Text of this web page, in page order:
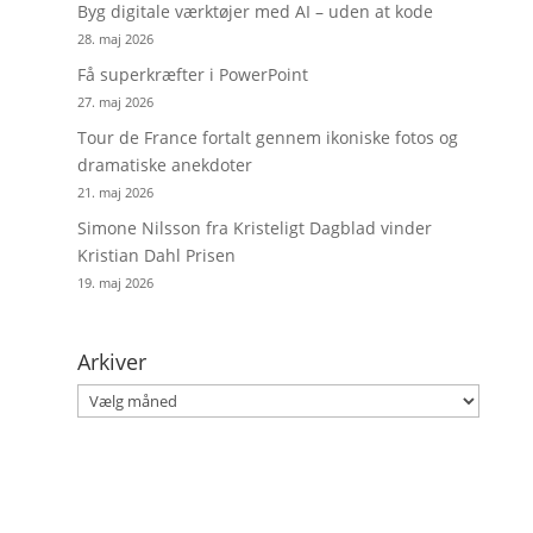
Byg digitale værktøjer med AI – uden at kode
28. maj 2026
Få superkræfter i PowerPoint
27. maj 2026
Tour de France fortalt gennem ikoniske fotos og
dramatiske anekdoter
21. maj 2026
Simone Nilsson fra Kristeligt Dagblad vinder
Kristian Dahl Prisen
19. maj 2026
Arkiver
Arkiver